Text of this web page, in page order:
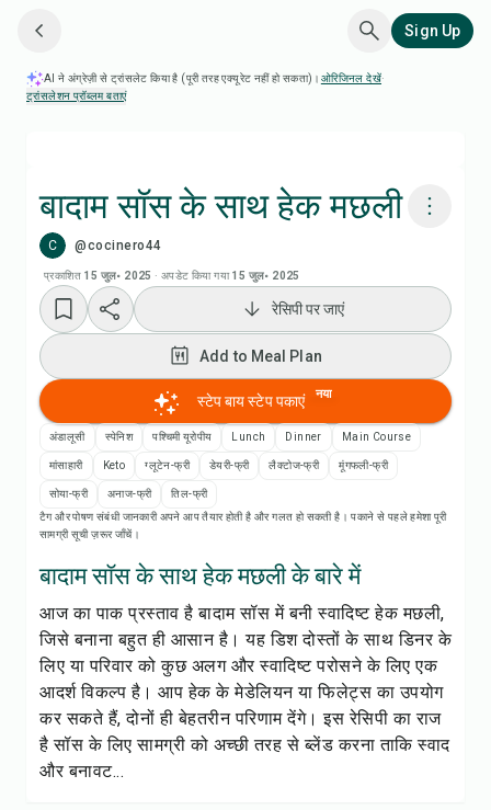
Sign Up
AI ने अंग्रेज़ी से ट्रांसलेट किया है (पूरी तरह एक्यूरेट नहीं हो सकता)। ओरिजिनल देखें·
ट्रांसलेशन प्रॉब्लम बताएं
बादाम सॉस के साथ हेक मछली
C @cocinero44
प्रकाशित 15 जुल॰ 2025 ·अपडेट किया गया 15 जुल॰ 2025
Add to Meal Plan
Add to Shopping List
रेसिपी नोट्स
रेसिपी प्रिंट करें
शेयर करें
रिपोर्ट करें
रेसिपी पर जाएं
Add to Meal Plan
स्टेप बाय स्टेप पकाएं नया
अंडालूसी स्पेनिश पश्चिमी यूरोपीय Lunch Dinner Main Course
मांसाहारी Keto ग्लूटेन-फ्री डेयरी-फ्री लैक्टोज-फ्री मूंगफली-फ्री
सोया-फ्री अनाज-फ्री
तिल-फ्री
टैग और पोषण संबंधी जानकारी अपने आप तैयार होती है और गलत हो सकती है। पकाने से पहले हमेशा पूरी
सामग्री सूची ज़रूर जाँचें।
बादाम सॉस के साथ हेक मछली के बारे में
आज का पाक प्रस्ताव है बादाम सॉस में बनी स्वादिष्ट हेक मछली,
जिसे बनाना बहुत ही आसान है। यह डिश दोस्तों के साथ डिनर के
लिए या परिवार को कुछ अलग और स्वादिष्ट परोसने के लिए एक
आदर्श विकल्प है। आप हेक के मेडेलियन या फिलेट्स का उपयोग
कर सकते हैं, दोनों ही बेहतरीन परिणाम देंगे। इस रेसिपी का राज
है सॉस के लिए सामग्री को अच्छी तरह से ब्लेंड करना ताकि स्वाद
और बनावट...